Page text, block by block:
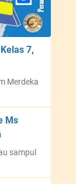
7,
Merdeka
Ms
sampul